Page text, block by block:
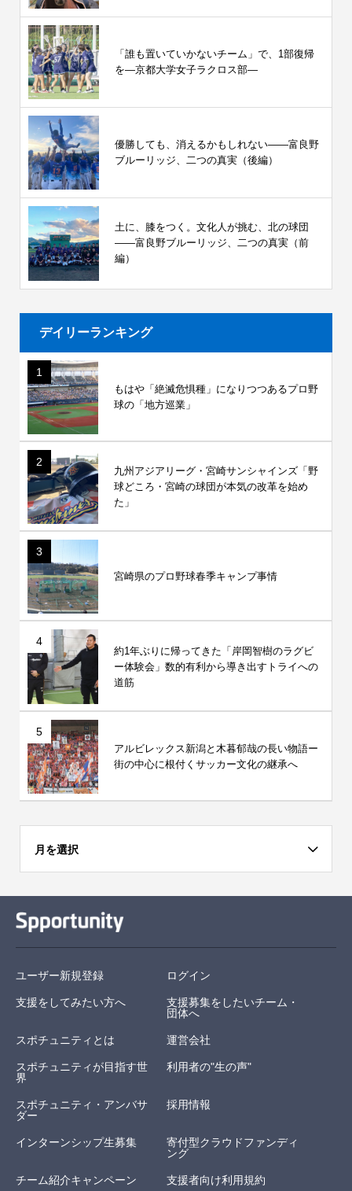
「誰も置いていかないチーム」で、1部復帰
を―京都大学女子ラクロス部―
優勝しても、消えるかもしれない――富良野
ブルーリッジ、二つの真実（後編）
土に、膝をつく。文化人が挑む、北の球団
――富良野ブルーリッジ、二つの真実（前
編）
デイリーランキング
1
もはや「絶滅危惧種」になりつつあるプロ野
球の「地方巡業」
2
九州アジアリーグ・宮崎サンシャインズ「野
球どころ・宮崎の球団が本気の改革を始め
た」
3
宮崎県のプロ野球春季キャンプ事情
4
約1年ぶりに帰ってきた「岸岡智樹のラグビ
ー体験会」数的有利から導き出すトライへの
道筋
5
アルビレックス新潟と木暮郁哉の長い物語ー
街の中心に根付くサッカー文化の継承へ
月を選択
ユーザー新規登録 ログイン
支援をしてみたい方へ
支援募集をしたいチーム・
団体へ
スポチュニティとは 運営会社
スポチュニティが目指す世
界
利用者の"生の声"
スポチュニティ・アンバサ
ダー
採用情報
インターンシップ生募集
寄付型クラウドファンディ
ング
チーム紹介キャンペーン 支援者向け利用規約